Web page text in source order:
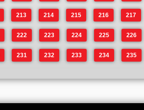
213 214 215 216 217
222 223 224 225 226
231 232 233 234 235